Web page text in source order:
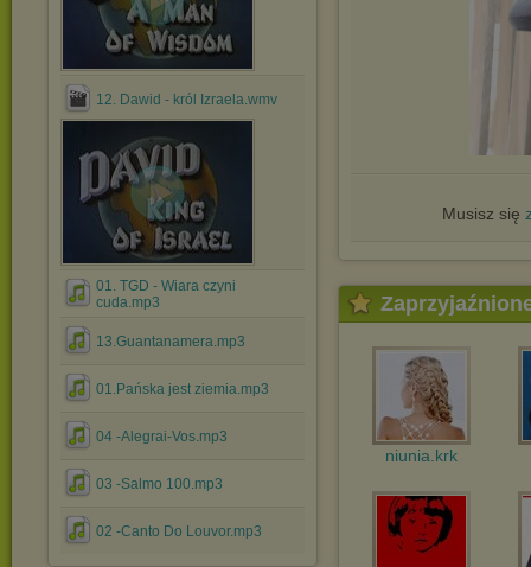
12. Dawid - król Izraela.wmv
01. TGD - Wiara czyni
cuda.mp3
13.Guantanamera.mp3
01.Pańska jest ziemia.mp3
04 -Alegrai-Vos.mp3
03 -Salmo 100.mp3
02 -Canto Do Louvor.mp3
Musisz się
niunia.krk